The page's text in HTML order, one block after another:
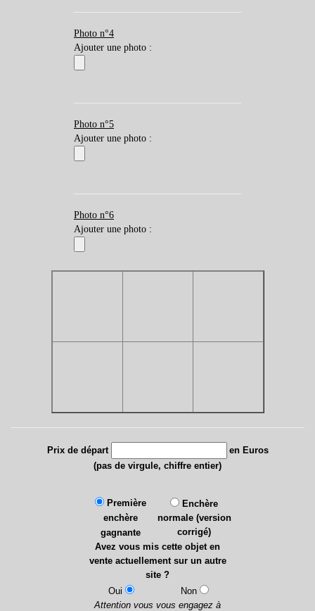
Photo n°4
Ajouter une photo :
Photo n°5
Ajouter une photo :
Photo n°6
Ajouter une photo :
Prix de départ
en Euros
(pas de virgule, chiffre entier)
Première
enchère
gagnante
Enchère
normale (version
corrigé)
Avez vous mis cette objet en
vente actuellement sur un autre
site ?
Oui
Non
Attention vous vous engagez à